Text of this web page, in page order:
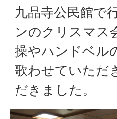
九品寺公民館で
ンのクリスマス
操やハンドベル
歌わせていただ
だきました。